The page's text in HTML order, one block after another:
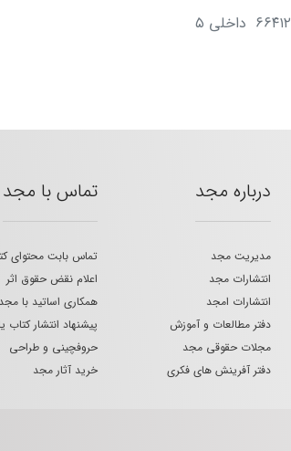
درباره مجد
مدیریت مجد
انتشارات مجد
انتشارات امجد
دفتر مطالعات و آموزش
مجلات حقوقی مجد
دفتر آفرینش های فکری
تماس با مجد
تماس بابت محتوای
اعلام نقض حقوق اثر
همکاری اساتید با مجد
پیشنهاد انتشار کتاب
حروفچینی و طراحی
خرید آثار مجد